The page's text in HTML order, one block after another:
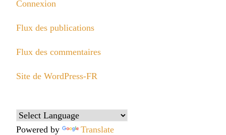
Connexion
Flux des publications
Flux des commentaires
Site de WordPress-FR
Powered by Translate